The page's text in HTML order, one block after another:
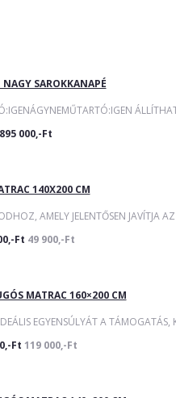
SAROKKANAPÉ
895 000,-Ft
140X200 CM
AMELY JELENTŐSEN JAVÍTJA
Ft 49 900,-Ft
MATRAC 160×200 CM
EGYENSÚLYÁT A TÁMOGATÁS,
Ft 119 000,-Ft